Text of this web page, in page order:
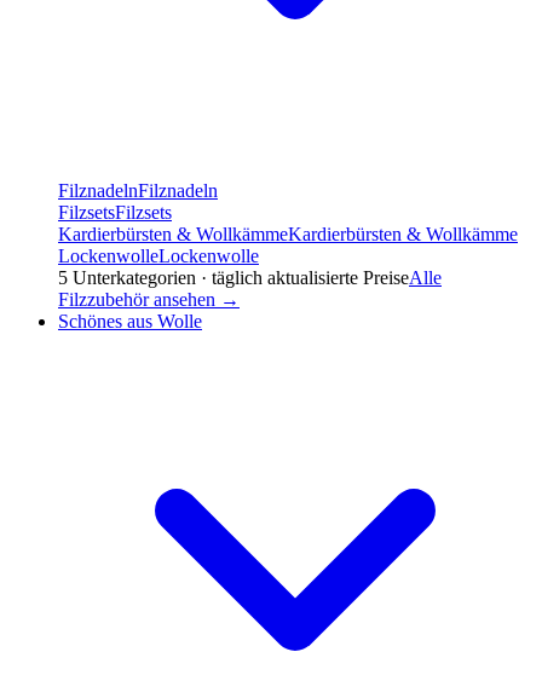
FilznadelnFilznadeln
FilzsetsFilzsets
Kardierbürsten & WollkämmeKardierbürsten & Wollkämme
LockenwolleLockenwolle
5 Unterkategorien · täglich aktualisierte PreiseAlle
Filzzubehöransehen →
Schönes aus Wolle